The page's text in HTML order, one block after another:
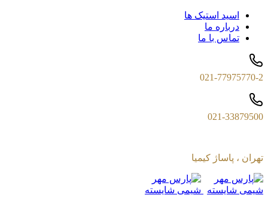
اسید استیک ها
درباره ما
تماس با ما
021-77975770-2
021-33879500
تهران ، پاساژ کیمیا